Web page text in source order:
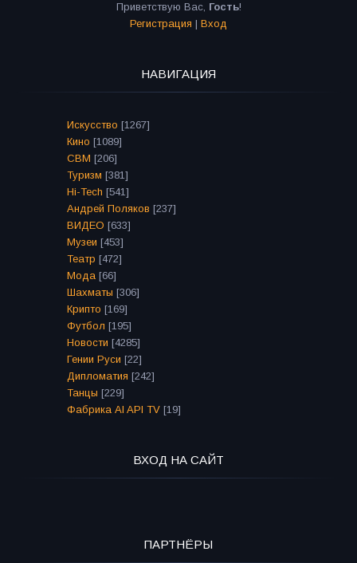
Приветствую Вас, Гость!
Регистрация | Вход
НАВИГАЦИЯ
Искусство [1267]
Кино [1089]
СВМ [206]
Туризм [381]
Hi-Tech [541]
Андрей Поляков [237]
ВИДЕО [633]
Музеи [453]
Театр [472]
Мода [66]
Шахматы [306]
Крипто [169]
Футбол [195]
Новости [4285]
Гении Руси [22]
Дипломатия [242]
Танцы [229]
Фабрика AI API TV [19]
ВХОД НА САЙТ
ПАРТНЁРЫ